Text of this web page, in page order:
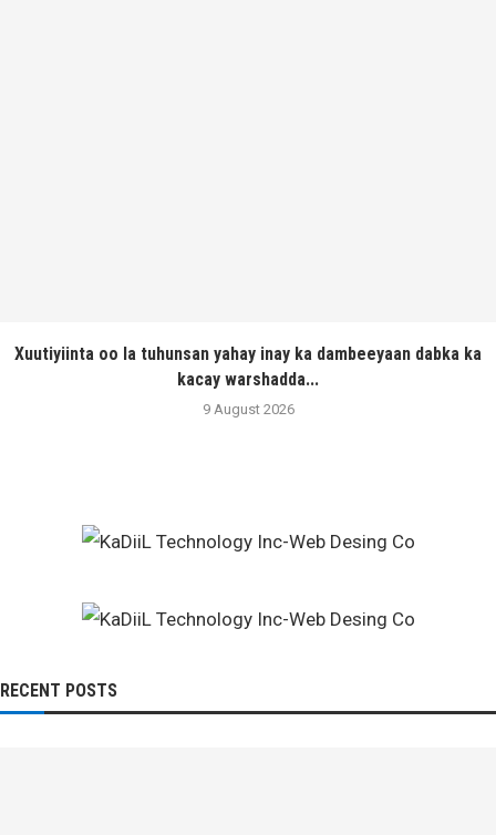
Xuutiyiinta oo la tuhunsan yahay inay ka dambeeyaan dabka ka
kacay warshadda...
9 August 2026
RECENT POSTS